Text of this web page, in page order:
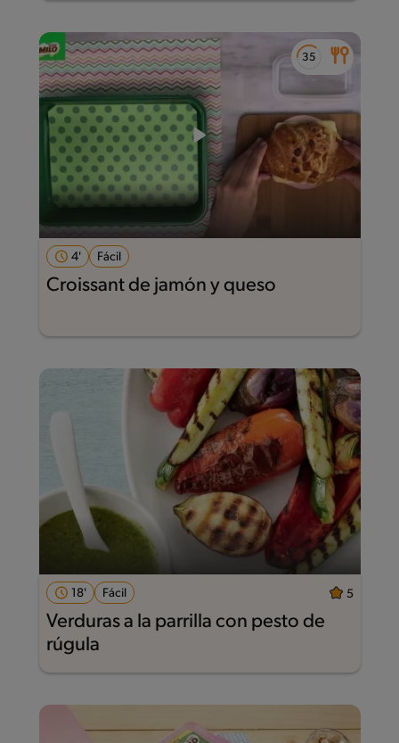
4' Fácil
Croissant de jamón y queso
18' Fácil 5
Verduras a la parrilla con pesto de
rúgula